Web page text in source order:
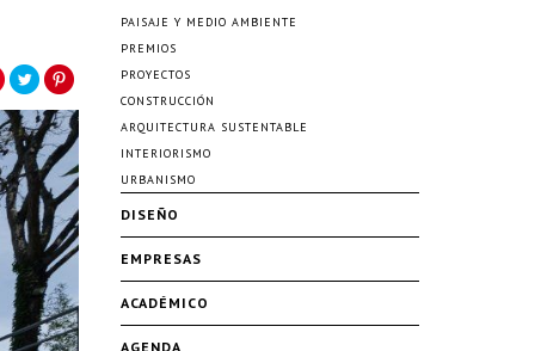
PAISAJE Y MEDIO AMBIENTE
PREMIOS
PROYECTOS
CONSTRUCCIÓN
ARQUITECTURA SUSTENTABLE
INTERIORISMO
URBANISMO
DISEÑO
EMPRESAS
ACADÉMICO
AGENDA